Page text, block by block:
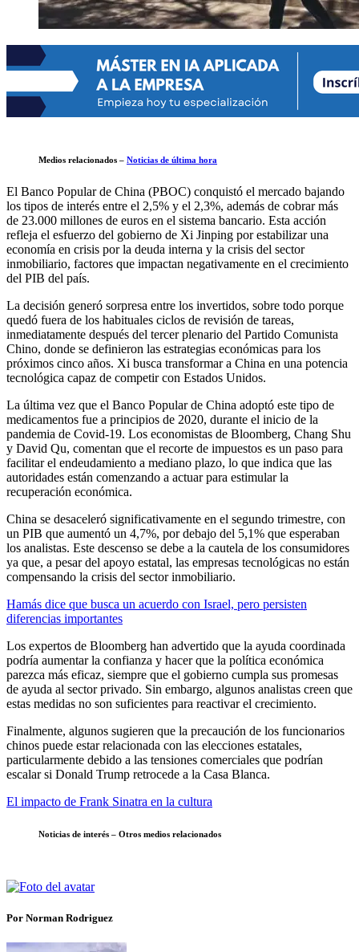
Medios relacionados – Noticias de última hora
El Banco Popular de China (PBOC) conquistó el mercado bajando
los tipos de interés entre el 2,5% y el 2,3%, además de cobrar más
de 23.000 millones de euros en el sistema bancario. Esta acción
refleja el esfuerzo del gobierno de Xi Jinping por estabilizar una
economía en crisis por la deuda interna y la crisis del sector
inmobiliario, factores que impactan negativamente en el crecimiento
del PIB del país.
La decisión generó sorpresa entre los invertidos, sobre todo porque
quedó fuera de los habituales ciclos de revisión de tareas,
inmediatamente después del tercer plenario del Partido Comunista
Chino, donde se definieron las estrategias económicas para los
próximos cinco años. Xi busca transformar a China en una potencia
tecnológica capaz de competir con Estados Unidos.
La última vez que el Banco Popular de China adoptó este tipo de
medicamentos fue a principios de 2020, durante el inicio de la
pandemia de Covid-19. Los economistas de Bloomberg, Chang Shu
y David Qu, comentan que el recorte de impuestos es un paso para
facilitar el endeudamiento a mediano plazo, lo que indica que las
autoridades están comenzando a actuar para estimular la
recuperación económica.
China se desaceleró significativamente en el segundo trimestre, con
un PIB que aumentó un 4,7%, por debajo del 5,1% que esperaban
los analistas. Este descenso se debe a la cautela de los consumidores
ya que, a pesar del apoyo estatal, las empresas tecnológicas no están
compensando la crisis del sector inmobiliario.
Hamás dice que busca un acuerdo con Israel, pero persisten
diferencias importantes
Los expertos de Bloomberg han advertido que la ayuda coordinada
podría aumentar la confianza y hacer que la política económica
parezca más eficaz, siempre que el gobierno cumpla sus promesas
de ayuda al sector privado. Sin embargo, algunos analistas creen que
estas medidas no son suficientes para reactivar el crecimiento.
Finalmente, algunos sugieren que la precaución de los funcionarios
chinos puede estar relacionada con las elecciones estatales,
particularmente debido a las tensiones comerciales que podrían
escalar si Donald Trump retrocede a la Casa Blanca.
El impacto de Frank Sinatra en la cultura
Noticias de interés – Otros medios relacionados
Por Norman Rodriguez